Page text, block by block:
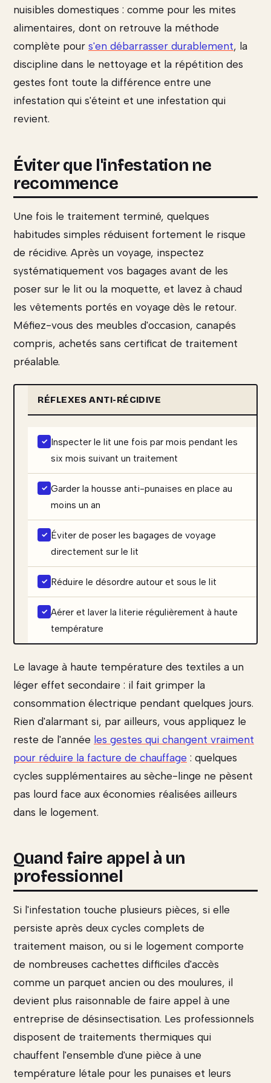
nuisibles domestiques : comme pour les mites
alimentaires, dont on retrouve la méthode
complète pour s'en débarrasser durablement, la
discipline dans le nettoyage et la répétition des
gestes font toute la différence entre une
infestation qui s'éteint et une infestation qui
revient.
Éviter que l'infestation ne
recommence
Une fois le traitement terminé, quelques
habitudes simples réduisent fortement le risque
de récidive. Après un voyage, inspectez
systématiquement vos bagages avant de les
poser sur le lit ou la moquette, et lavez à chaud
les vêtements portés en voyage dès le retour.
Méfiez-vous des meubles d'occasion, canapés
compris, achetés sans certificat de traitement
préalable.
RÉFLEXES ANTI-RÉCIDIVE
Inspecter le lit une fois par mois pendant les
six mois suivant un traitement
Garder la housse anti-punaises en place au
moins un an
Éviter de poser les bagages de voyage
directement sur le lit
Réduire le désordre autour et sous le lit
Aérer et laver la literie régulièrement à haute
température
Le lavage à haute température des textiles a un
léger effet secondaire : il fait grimper la
consommation électrique pendant quelques jours.
Rien d'alarmant si, par ailleurs, vous appliquez le
reste de l'année les gestes qui changent vraiment
pour réduire la facture de chauffage : quelques
cycles supplémentaires au sèche-linge ne pèsent
pas lourd face aux économies réalisées ailleurs
dans le logement.
Quand faire appel à un
professionnel
Si l'infestation touche plusieurs pièces, si elle
persiste après deux cycles complets de
traitement maison, ou si le logement comporte
de nombreuses cachettes difficiles d'accès
comme un parquet ancien ou des moulures, il
devient plus raisonnable de faire appel à une
entreprise de désinsectisation. Les professionnels
disposent de traitements thermiques qui
chauffent l'ensemble d'une pièce à une
température létale pour les punaises et leurs